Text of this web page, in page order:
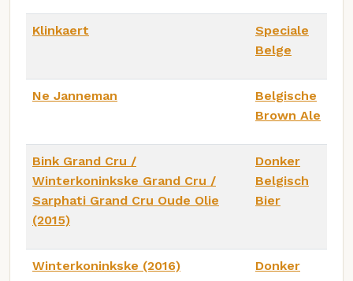
Klinkaert
Speciale
Belge
Ne Janneman
Belgische
Brown Ale
Bink Grand Cru /
Winterkoninkske Grand Cru /
Sarphati Grand Cru Oude Olie
(2015)
Donker
Belgisch
Bier
Winterkoninkske (2016)
Donker